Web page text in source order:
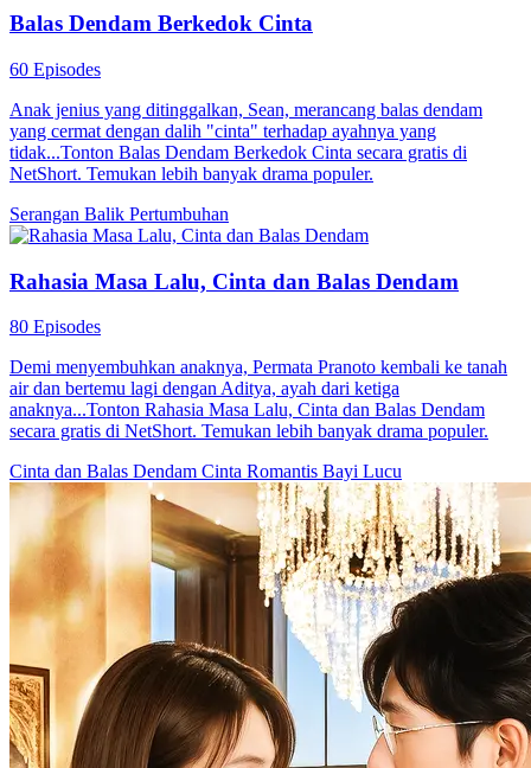
Balas Dendam Berkedok Cinta
60 Episodes
Anak jenius yang ditinggalkan, Sean, merancang balas dendam
yang cermat dengan dalih "cinta" terhadap ayahnya yang
tidak...Tonton Balas Dendam Berkedok Cinta secara gratis di
NetShort. Temukan lebih banyak drama populer.
Serangan Balik Pertumbuhan
Rahasia Masa Lalu, Cinta dan Balas Dendam
80 Episodes
Demi menyembuhkan anaknya, Permata Pranoto kembali ke tanah
air dan bertemu lagi dengan Aditya, ayah dari ketiga
anaknya...Tonton Rahasia Masa Lalu, Cinta dan Balas Dendam
secara gratis di NetShort. Temukan lebih banyak drama populer.
Cinta dan Balas Dendam Cinta Romantis Bayi Lucu